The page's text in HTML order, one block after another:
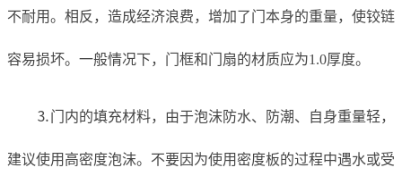
不耐用。相反，造成经济浪费，增加了门本身的重量，使铰链
容易损坏。一般情况下，门框和门扇的材质应为1.0厚度。
⒊门内的填充材料，由于泡沫防水、防潮、自身重量轻，
建议使用高密度泡沫。不要因为使用密度板的过程中遇水或受